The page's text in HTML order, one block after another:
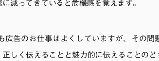
に減ってきていると危機感を覚えます。
広告のお仕事はよくしていますが、その問
正しく伝えることと魅力的に伝えることの